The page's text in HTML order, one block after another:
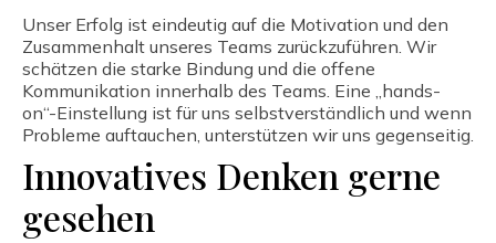
Unser Erfolg ist eindeutig auf die Motivation und den
Zusammenhalt unseres Teams zurückzuführen. Wir
schätzen die starke Bindung und die offene
Kommunikation innerhalb des Teams. Eine „hands-
on“-Einstellung ist für uns selbstverständlich und wenn
Probleme auftauchen, unterstützen wir uns gegenseitig.
Innovatives Denken gerne
gesehen